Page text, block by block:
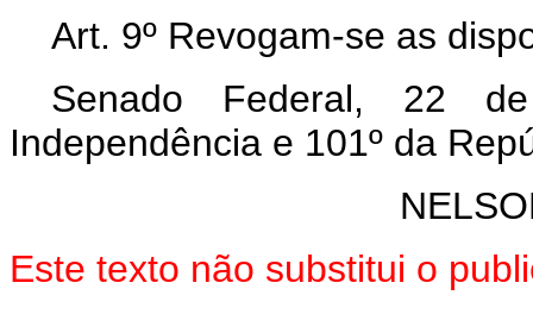
Art. 9º Revogam-se as
Senado Federal, 22
Independência e 101º da
Este texto não substitui o